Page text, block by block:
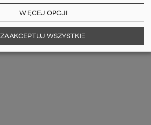
WIĘCEJ OPCJI
ZAAKCEPTUJ WSZYSTKIE